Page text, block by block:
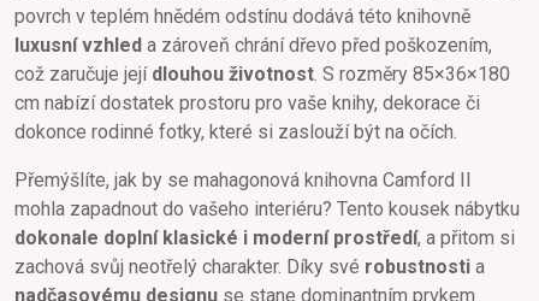
povrch v teplém hnědém odstínu dodává této knihovně
luxusní vzhled a zároveň chrání dřevo před poškozením,
což zaručuje její dlouhou životnost . S rozměry 85×36×180
cm nabízí dostatek prostoru pro vaše knihy, dekorace či
dokonce rodinné fotky, které si zaslouží být na očích.
Přemýšlíte, jak by se mahagonová knihovna Camford II
mohla zapadnout do vašeho interiéru? Tento kousek nábytku
dokonale doplní klasické i moderní prostředí, a přitom si
zachová svůj neotřelý charakter. Díky své robustnosti a
nadčasovému designu se stane dominantním prvkem